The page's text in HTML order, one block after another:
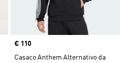
Price
€ 110
Casaco Anthem Alternativo da